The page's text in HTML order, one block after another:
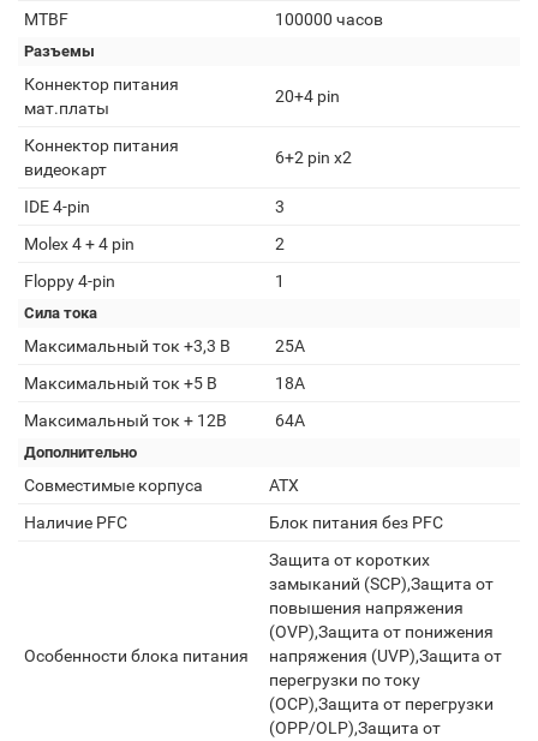
MTBF
100000 часов
Разъемы
Коннектор питания
мат.платы
20+4 pin
Коннектор питания
видеокарт
6+2 pin x2
IDE 4-pin
3
Molex 4 + 4 pin
2
Floppy 4-pin
1
Сила тока
Максимальный ток +3,3 В
25А
Максимальный ток +5 В
18А
Максимальный ток + 12В
64А
Дополнительно
Совместимые корпуса
ATX
Наличие PFC
Блок питания без PFC
Особенности блока питания
Защита от коротких
замыканий (SCP),Защита от
повышения напряжения
(OVP),Защита от понижения
напряжения (UVP),Защита от
перегрузки по току
(OCP),Защита от перегрузки
(OPP/OLP),Защита от